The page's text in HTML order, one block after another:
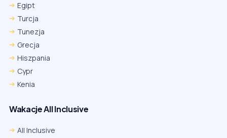
Egipt
Turcja
Tunezja
Grecja
Hiszpania
Cypr
Kenia
Wakacje All Inclusive
All Inclusive